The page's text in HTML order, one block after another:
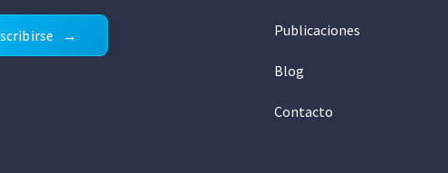
Publicaciones
Blog
Contacto